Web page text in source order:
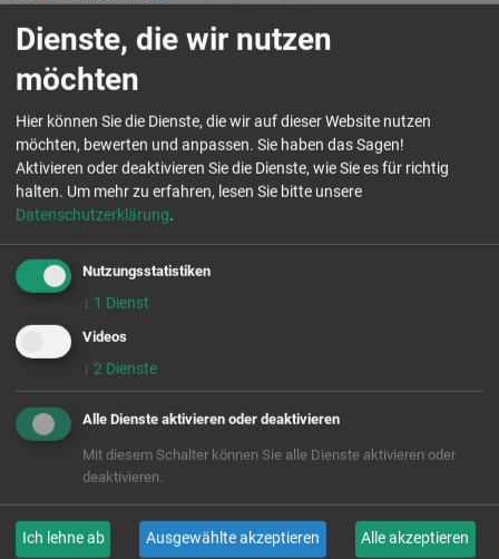
Landesgeschäftsstelle Sachsen
Aktion Zivilcourage e. V.
Lange Straße 43
01796 Pirna
Tel. 03501 460880
post@aktion-zivilcourage.de
Büro Dresden und Sebnitz
Lockwitzer Str. 4
01219 Dresden
Tel. 0351 2029 83 82
Schandauer Straße 8 a
01855 Sebnitz
Tel. 035971 836 364
Spendenkonto
BIC-/SWIFT-Code: OSDDDE81XXX
Ostsächsische Sparkasse Dresden
Dienste, die wir nutzen
möchten
Hier können Sie die Dienste, die wir auf dieser Website nutzen
möchten, bewerten und anpassen. Sie haben das Sagen!
Aktivieren oder deaktivieren Sie die Dienste, wie Sie es für richtig
halten. Um mehr zu erfahren, lesen Sie bitte unsere
Datenschutzerklärung.
Nutzungsstatistiken
↓ 1 Dienst
Videos
↓ 2 Dienste
Alle Dienste aktivieren oder deaktivieren
Mit diesem Schalter können Sie alle Dienste aktivieren oder
deaktivieren.
Ich lehne ab Ausgewählte akzeptieren Alle akzeptieren